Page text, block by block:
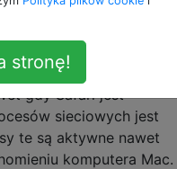
gdy Safari jest
sieciowych jest
te są aktywne nawet
komputera Mac.
stronę!